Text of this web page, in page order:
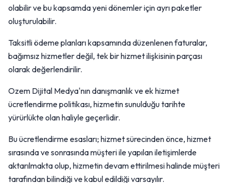
olabilir ve bu kapsamda yeni dönemler için ayrı paketler
oluşturulabilir.
Taksitli ödeme planları kapsamında düzenlenen faturalar,
bağımsız hizmetler değil, tek bir hizmet ilişkisinin parçası
olarak değerlendirilir.
Ozem Dijital Medya'nın danışmanlık ve ek hizmet
ücretlendirme politikası, hizmetin sunulduğu tarihte
yürürlükte olan haliyle geçerlidir.
Bu ücretlendirme esasları; hizmet sürecinden önce, hizmet
sırasında ve sonrasında müşteri ile yapılan iletişimlerde
aktarılmakta olup, hizmetin devam ettirilmesi halinde müşteri
tarafından bilindiği ve kabul edildiği varsayılır.